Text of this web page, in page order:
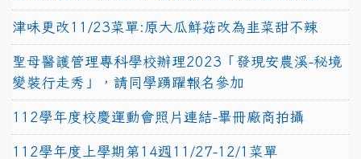
津味更改11/23菜單:原大瓜鮮菇改為韭菜甜不辣
聖母醫護管理專科學校辦理2023「發現安農溪-秘境
變裝行走秀」，請同學踴躍報名參加
112學年度校慶運動會照片連結-畢冊廠商拍攝
112學年度上學期第14週11/27-12/1菜單